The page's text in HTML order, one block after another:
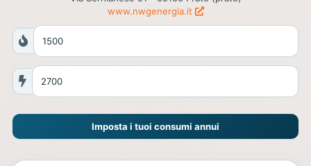
www.nwgenergia.it
Imposta i tuoi consumi annui